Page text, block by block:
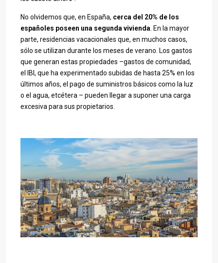
No olvidemos que, en España, cerca del 20% de los
españoles poseen una segunda vivienda . En la mayor
parte, residencias vacacionales que, en muchos casos,
sólo se utilizan durante los meses de verano. Los gastos
que generan estas propiedades –gastos de comunidad,
el IBI, que ha experimentado subidas de hasta 25% en los
últimos años, el pago de suministros básicos como la luz
o el agua, etcétera – pueden llegar a suponer una carga
excesiva para sus propietarios.